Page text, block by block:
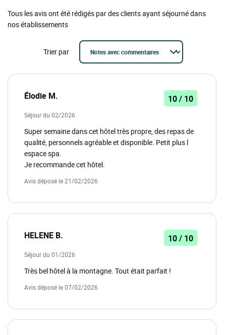
Tous les avis ont été rédigés par des clients ayant séjourné dans
nos établissements
Trier par
Élodie M. 10 / 10
Séjour du 02/2026
Super semaine dans cet hôtel très propre, des repas de
qualité, personnels agréable et disponible. Petit plus l
espace spa.
Je recommande cet hôtel.
Avis déposé le 21/02/2026
HELENE B. 10 / 10
Séjour du 01/2026
Très bel hôtel à la montagne. Tout était parfait !
Avis déposé le 07/02/2026